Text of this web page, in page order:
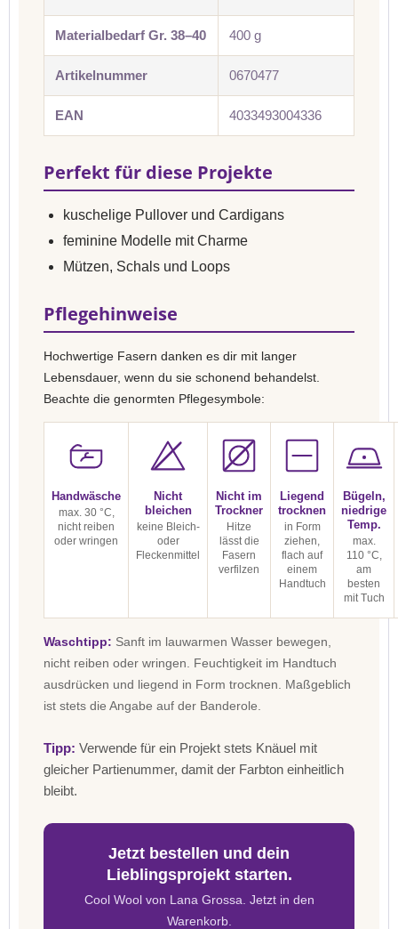
Materialbedarf Gr. 38–40 400 g
Artikelnummer 0670477
EAN 4033493004336
Perfekt für diese Projekte
kuschelige Pullover und Cardigans
feminine Modelle mit Charme
Mützen, Schals und Loops
Pflegehinweise
Hochwertige Fasern danken es dir mit langer
Lebensdauer, wenn du sie schonend behandelst.
Beachte die genormten Pflegesymbole:
Handwäsche
max. 30 °C,
nicht reiben
oder wringen
Nicht
bleichen
keine Bleich-
oder
Fleckenmittel
Nicht im
Trockner
Hitze
lässt die
Fasern
verfilzen
Liegend
trocknen
in Form
ziehen,
flach auf
einem
Handtuch
Bügeln,
niedrige
Temp.
max.
110 °C,
am
besten
mit Tuch
Waschtipp: Sanft im lauwarmen Wasser bewegen,
nicht reiben oder wringen. Feuchtigkeit im Handtuch
ausdrücken und liegend in Form trocknen. Maßgeblich
ist stets die Angabe auf der Banderole.
Tipp: Verwende für ein Projekt stets Knäuel mit
gleicher Partienummer, damit der Farbton einheitlich
bleibt.
Jetzt bestellen und dein
Lieblingsprojekt starten.
Cool Wool von Lana Grossa. Jetzt in den
Warenkorb.